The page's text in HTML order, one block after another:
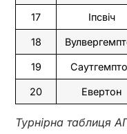
17 Іпсвіч
18
19
20 Евертон
Турнірна таблиця